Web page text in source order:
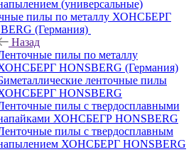
(универсальные)
пилы по металлу ХОНСБЕРГ
(Германия)
Назад
пилы по металлу
HONSBERG (Германия)
ленточные пилы
HONSBERG
пилы с твердосплавными
ХОНСБЕГР HONSBERG
пилы с твердосплавным
ХОНСБЕРГ HONSBERG